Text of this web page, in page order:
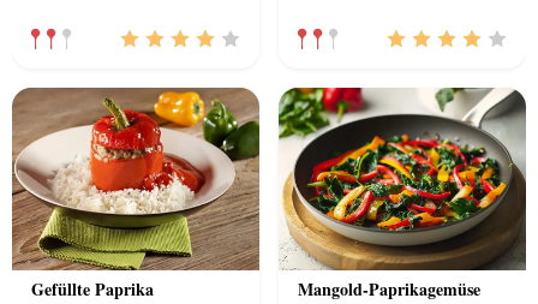
Gefüllte Paprika Mangold-Paprikagemüse